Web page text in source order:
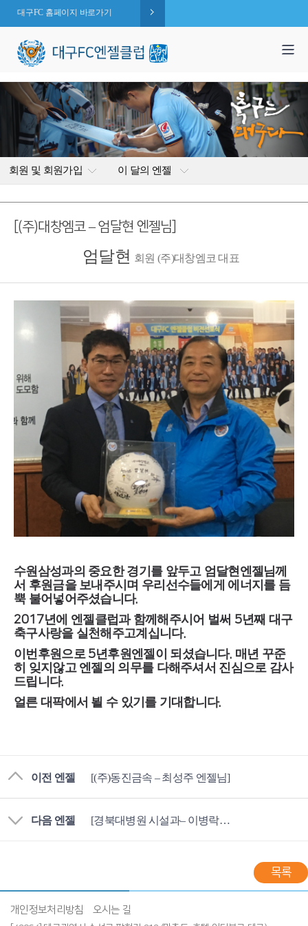
대구FC 홈페이지 바로가기
회원 및 회원가입 이 달의 엔젤
[(주)대창엠코 – 엄달현 엔젤님]
엄달현 회원 (주)대창엠코 대표
수원삼성과의 중요한 경기를 앞두고 엄달현엔젤님께
서 후원금을 보내주시며 우리선수들에게 에너지를 듬
뿍 불어넣어주셨습니다.
2017년에 엔젤클럽과 함께해주시어 벌써 5년째 대구
축구사랑을 실천해주고계십니다.
이번후원으로 5년후원엔젤이 되셨습니다. 매년 꾸준
히 잊지않고 엔젤의 의무를 다해주셔서 진심으로 감사
드립니다.
얼른 대팍에서 뵐 수 있기를 기대합니다.
이전 엔젤 [(주)동진금속 – 최성주 엔젤님]
다음 엔젤 [경북대병원 시설과– 이병락 엔젤님]
목록
개인정보처리방침 오시는 길